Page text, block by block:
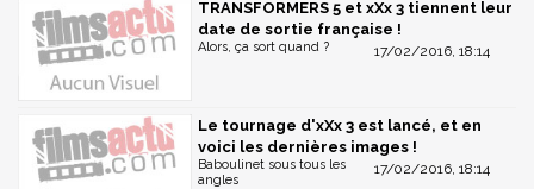
TRANSFORMERS 5 et xXx 3 tiennent leur
date de sortie française !
17/02/2016, 18:14
Alors, ça sort quand ?
Le tournage d'xXx 3 est lancé, et en
voici les dernières images !
17/02/2016, 18:14
Baboulinet sous tous les
angles